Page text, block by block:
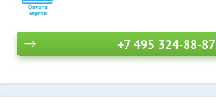
+7 495 324-88-87